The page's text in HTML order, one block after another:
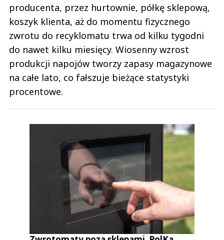
producenta, przez hurtownie, półkę sklepową,
koszyk klienta, aż do momentu fizycznego
zwrotu do recyklomatu trwa od kilku tygodni
do nawet kilku miesięcy. Wiosenny wzrost
produkcji napojów tworzy zapasy magazynowe
na całe lato, co fałszuje bieżące statystyki
procentowe.